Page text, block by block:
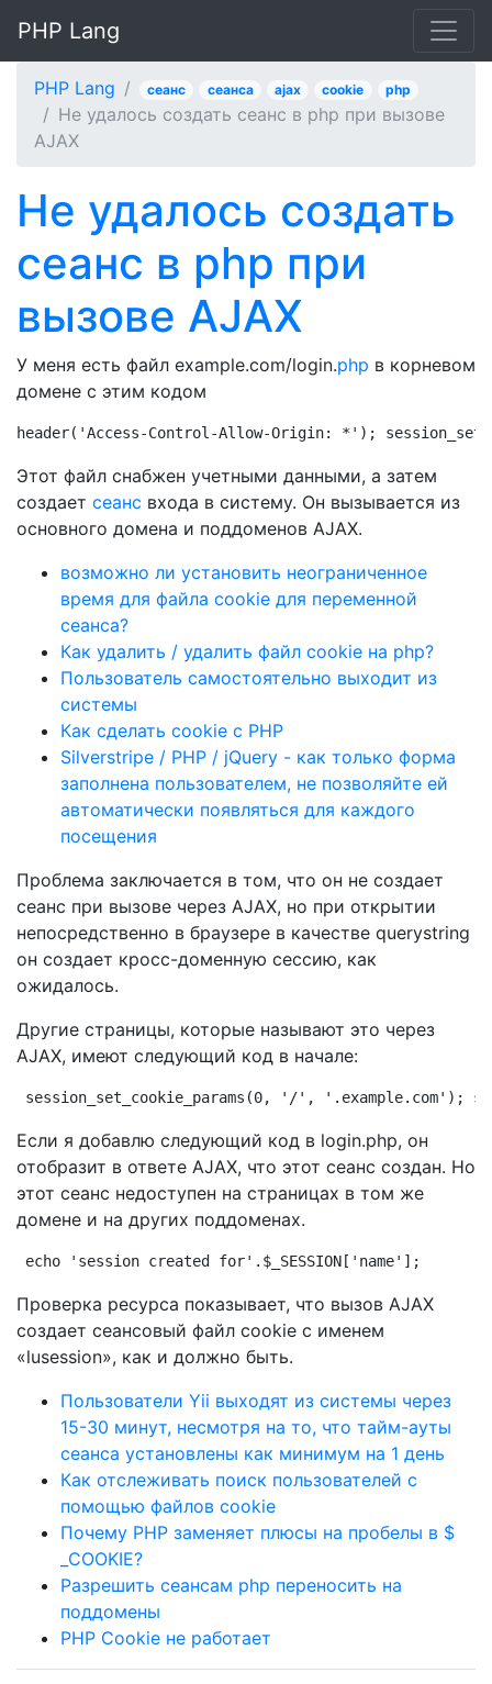
PHP Lang
PHP Lang сеанс сеанса ajax cookie php
Не удалось создать сеанс в php при вызове
AJAX
Не удалось создать
сеанс в php при
вызове AJAX
У меня есть файл example.com/login.php в корневом
домене с этим кодом
header('Access-Control-Allow-Origin: *'); session_set_
Этот файл снабжен учетными данными, а затем
создает сеанс входа в систему. Он вызывается из
основного домена и поддоменов AJAX.
возможно ли установить неограниченное
время для файла cookie для переменной
сеанса?
Как удалить / удалить файл cookie на php?
Пользователь самостоятельно выходит из
системы
Как сделать cookie с PHP
Silverstripe / PHP / jQuery - как только форма
заполнена пользователем, не позволяйте ей
автоматически появляться для каждого
посещения
Проблема заключается в том, что он не создает
сеанс при вызове через AJAX, но при открытии
непосредственно в браузере в качестве querystring
он создает кросс-доменную сессию, как
ожидалось.
Другие страницы, которые называют это через
AJAX, имеют следующий код в начале:
session_set_cookie_params(0, '/', '.example.com');
Если я добавлю следующий код в login.php, он
отобразит в ответе AJAX, что этот сеанс создан. Но
этот сеанс недоступен на страницах в том же
домене и на других поддоменах.
echo 'session created for'.$_SESSION['name'];
Проверка ресурса показывает, что вызов AJAX
создает сеансовый файл cookie с именем
«lusession», как и должно быть.
Пользователи Yii выходят из системы через
15-30 минут, несмотря на то, что тайм-ауты
сеанса установлены как минимум на 1 день
Как отслеживать поиск пользователей с
помощью файлов cookie
Почему PHP заменяет плюсы на пробелы в $
_COOKIE?
Разрешить сеансам php переносить на
поддомены
PHP Cookie не работает